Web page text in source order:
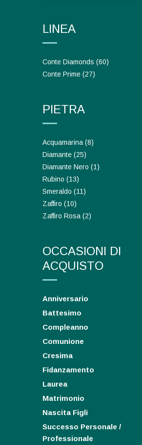
LINEA
Conte Diamonds (60)
Conte Prime (27)
PIETRA
Acquamarina (8)
Diamante (25)
Diamante Nero (1)
Rubino (13)
Smeraldo (11)
Zaffiro (10)
Zaffiro Rosa (2)
OCCASIONI DI
ACQUISTO
Anniversario
Battesimo
Compleanno
Comunione
Cresima
Fidanzamento
Laurea
Matrimonio
Nascita Figli
Successo Personale /
Professionale